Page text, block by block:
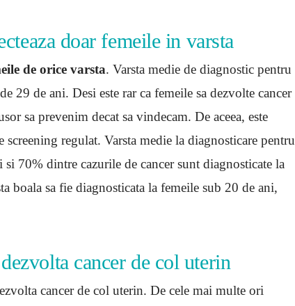
doar femeile in varsta
de orice varsta. Varsta medie de diagnostic pentru
29 de ani. Desi este rar ca femeile sa dezvolte cancer
sa prevenim decat sa vindecam. De aceea, este
regulat. Varsta medie la diagnosticare pentru
70% dintre cazurile de cancer sunt diagnosticate la
boala sa fie diagnosticata la femeile sub 20 de ani,
cancer de col uterin
cancer de col uterin. De cele mai multe ori